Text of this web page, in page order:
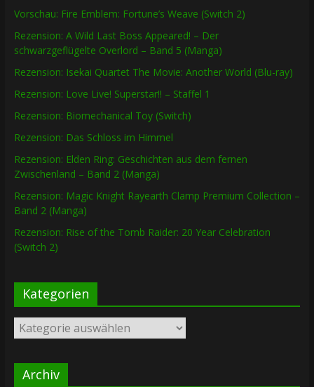
Vorschau: Fire Emblem: Fortune’s Weave (Switch 2)
Rezension: A Wild Last Boss Appeared! – Der
schwarzgeflügelte Overlord – Band 5 (Manga)
Rezension: Isekai Quartet The Movie: Another World (Blu-ray)
Rezension: Love Live! Superstar!! – Staffel 1
Rezension: Biomechanical Toy (Switch)
Rezension: Das Schloss im Himmel
Rezension: Elden Ring: Geschichten aus dem fernen
Zwischenland – Band 2 (Manga)
Rezension: Magic Knight Rayearth Clamp Premium Collection –
Band 2 (Manga)
Rezension: Rise of the Tomb Raider: 20 Year Celebration
(Switch 2)
Kategorien
Kategorien
Archiv